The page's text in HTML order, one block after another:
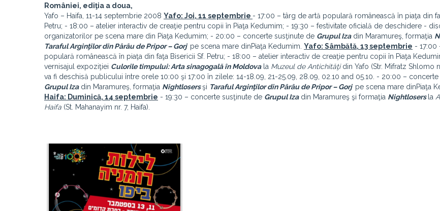
României, ediţia a doua,
Yafo – Haifa, 11-14 septembrie 2008 Yafo: Joi, 11 septembrie - 17:00 – târg de artă populară românească în piaţa din
Petru; - 18:00 – atelier interactiv de creaţie pentru copii în Piaţa Kedumim; - 19:30 – festivitate oficială de deschidere -
organizatorilor pe scena mare din Piaţa Kedumim; - 20:00 – concerte susţinute de Grupul Izadin Maramureş, formaţia
Taraful Arginţilor din Pârâu de Pripor – Gorj pe scena mare dinPiaţa Kedumim. Yafo: Sâmbătă, 13 septembrie - 17:00
populară românească în piaţa din faţa Bisericii Sf. Petru; - 18:00 – atelier interactiv de creaţie pentru copii în Piaţa
vernisajul expoziţiei Culorile timpului: Arta sinagogală în Moldovala Muzeul de Antichităţidin Yafo (Str. Mifratz Shlomo
va fi deschisă publicului între orele 10:00 şi 17:00 în zilele: 14-18.09, 21-25.09, 28.09, 02.10 and 05.10. - 20:00 –
Grupul Izadin Maramureş, formaţia Nightlosersşi Taraful Arginţilor din Pârâu de Pripor – Gorj pe scena mare dinPiaţa
Haifa: Duminică, 14 septembrie - 19:30 – concerte susţinute de Grupul Izadin Maramureş şi formaţia Nightlosers la
Haifa (St. Mahanayim nr. 7, Haifa).